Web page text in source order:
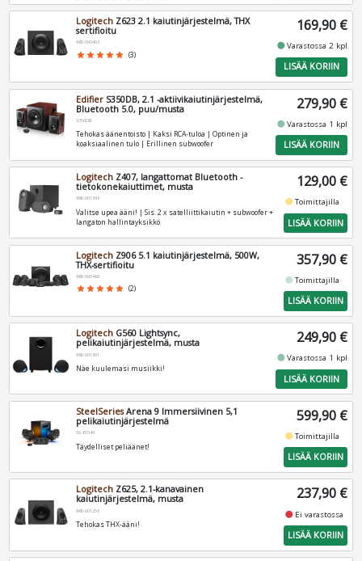
Logitech Z623 2.1 kaiutinjärjestelmä, THX
sertifioitu
980-000403
star star star star star (3)
169,90 €
fiber_manual_recordVarastossa 2 kpl
LISÄÄ KORIIN
Edifier S350DB, 2.1 -aktiivikaiutinjärjestelmä,
Bluetooth 5.0, puu/musta
S350DB
Tehokas äänentoisto | Kaksi RCA‑tuloa | Optinen ja
koaksiaalinen tulo | Erillinen subwoofer
279,90 €
fiber_manual_recordVarastossa 1 kpl
LISÄÄ KORIIN
Logitech Z407, langattomat Bluetooth -
tietokonekaiuttimet, musta
980-001348
Valitse upea ääni! | Sis. 2 x satelliittikaiutin + subwoofer +
langaton hallintayksikkö
129,00 €
fiber_manual_recordToimittajilla
LISÄÄ KORIIN
Logitech Z906 5.1 kaiutinjärjestelmä, 500W,
THX-sertifioitu
980-000468
star star star star star (2)
357,90 €
fiber_manual_recordToimittajilla
LISÄÄ KORIIN
Logitech G560 Lightsync,
pelikaiutinjärjestelmä, musta
980-001301
Näe kuulemasi musiikki!
249,90 €
fiber_manual_recordVarastossa 1 kpl
LISÄÄ KORIIN
SteelSeriesArena 9 Immersiivinen 5,1
pelikaiutinjärjestelmä
SS-61549
Täydelliset peliäänet!
599,90 €
fiber_manual_recordToimittajilla
LISÄÄ KORIIN
Logitech Z625, 2.1-kanavainen
kaiutinjärjestelmä, musta
980-001256
Tehokas THX-ääni!
237,90 €
fiber_manual_record Ei varastossa
LISÄÄ KORIIN